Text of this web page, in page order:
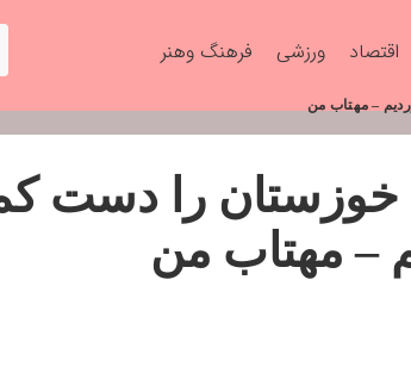
اقتصاد ورزشی فرهنگ وهنر
– مهتاب من
خوزستان را دست
– مهتاب من